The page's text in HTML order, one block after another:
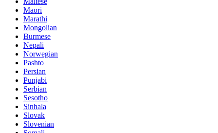
Maori
Marathi
Mongolian
Burmese
Nepali
Norwegian
Pashto
Persian
Punjabi
Serbian
Sesotho
Sinhala
Slovak
Slovenian